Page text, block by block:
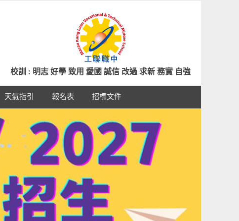
校訓 : 明志 好學 致用 愛國 誠信 改過 求新 務實 自強
天氣指引 報名表 招標文件